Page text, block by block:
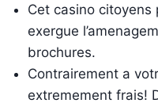
Cet casino
exergue
brochures.
Contrairement a
extremement frais!